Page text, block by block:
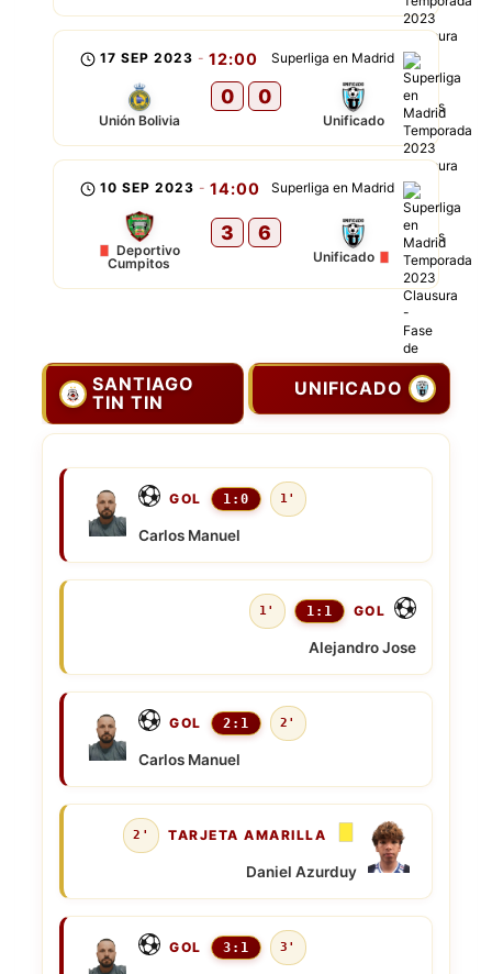
Superliga en Madrid
17 SEP 2023 - 12:00
Unión Bolivia
0 0
Unificado
Superliga en Madrid
10 SEP 2023 - 14:00
Deportivo
Cumpitos
3 6
Unificado
SANTIAGO
TIN TIN
UNIFICADO
GOL 1:0 1'
Carlos Manuel
1' 1:1 GOL
Alejandro Jose
GOL 2:1 2'
Carlos Manuel
2' TARJETA AMARILLA
Daniel Azurduy
GOL 3:1 3'